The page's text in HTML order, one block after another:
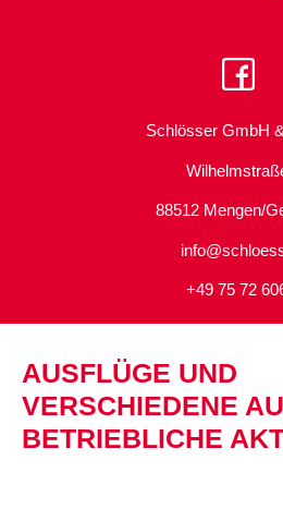
Schlösser GmbH
88512 Mengen/
+49 75 72
AUSFLÜGE UND
VERSCHIEDENE
ETRIEBLICHE